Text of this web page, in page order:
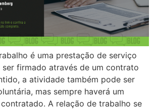
é uma prestação de serviço
firmado através de um contrato
a atividade também pode ser
mas sempre haverá um
A relação de trabalho se